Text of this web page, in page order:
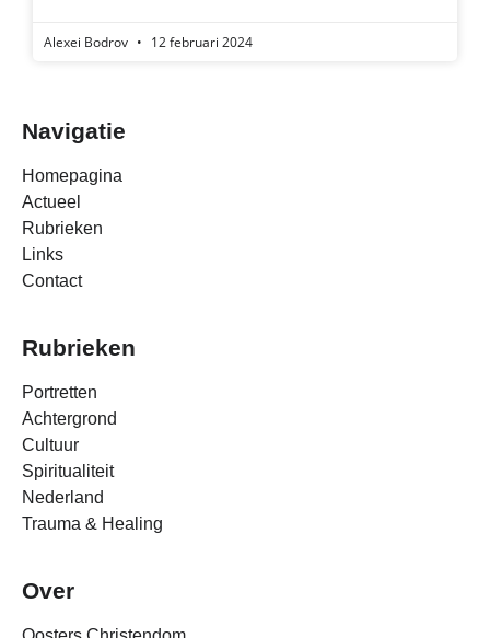
Alexei Bodrov 12 februari 2024
Navigatie
Homepagina
Actueel
Rubrieken
Links
Contact
Rubrieken
Portretten
Achtergrond
Cultuur
Spiritualiteit
Nederland
Trauma & Healing
Over